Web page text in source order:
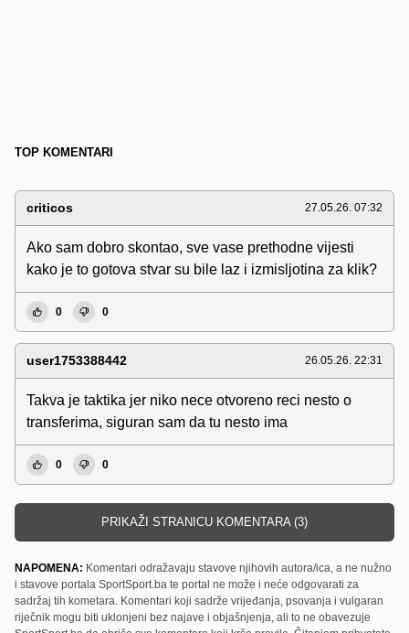
TOP KOMENTARI
criticos 27.05.26. 07:32
Ako sam dobro skontao, sve vase prethodne vijesti
kako je to gotova stvar su bile laz i izmisljotina za klik?
0 0
user1753388442 26.05.26. 22:31
Takva je taktika jer niko nece otvoreno reci nesto o
transferima, siguran sam da tu nesto ima
0 0
PRIKAŽI STRANICU KOMENTARA (3)
NAPOMENA: Komentari odražavaju stavove njihovih autora/ica, a ne nužno
i stavove portala SportSport.ba te portal ne može i neće odgovarati za
sadržaj tih kometara. Komentari koji sadrže vrijeđanja, psovanja i vulgaran
riječnik mogu biti uklonjeni bez najave i objašnjenja, ali to ne obavezuje